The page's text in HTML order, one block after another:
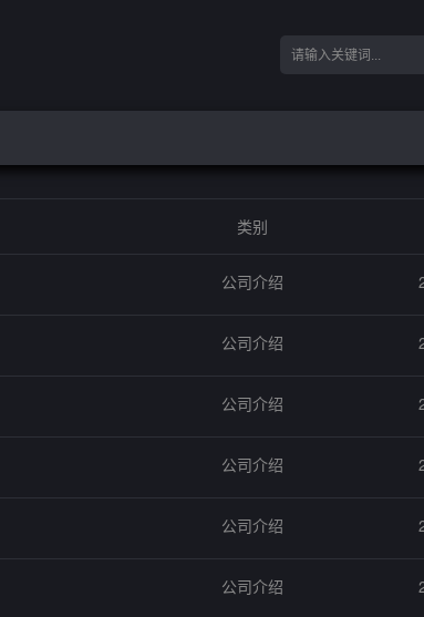
类别
公司介绍
公司介绍
公司介绍
公司介绍
公司介绍
公司介绍